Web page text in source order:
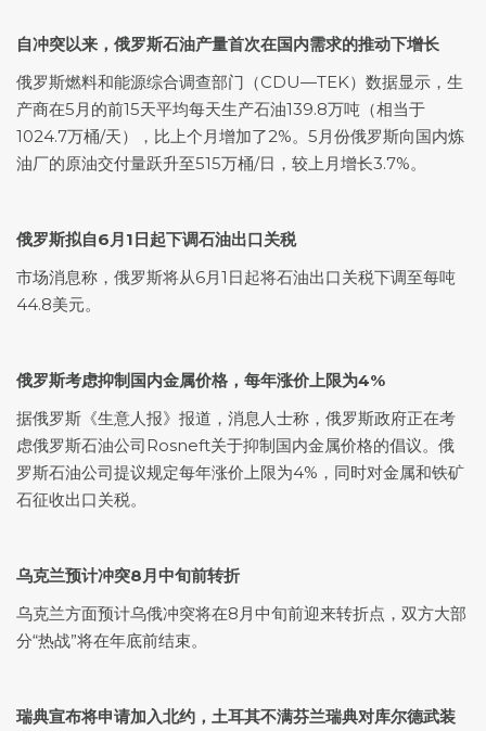
自冲突以来，俄罗斯石油产量首次在国内需求的推动下增长
俄罗斯燃料和能源综合调查部门（CDU—TEK）数据显示，生
产商在5月的前15天平均每天生产石油139.8万吨（相当于
1024.7万桶/天），比上个月增加了2%。5月份俄罗斯向国内炼
油厂的原油交付量跃升至515万桶/日，较上月增长3.7%。
俄罗斯拟自6月1日起下调石油出口关税
市场消息称，俄罗斯将从6月1日起将石油出口关税下调至每吨
44.8美元。
俄罗斯考虑抑制国内金属价格，每年涨价上限为4%
据俄罗斯《生意人报》报道，消息人士称，俄罗斯政府正在考
虑俄罗斯石油公司Rosneft关于抑制国内金属价格的倡议。俄
罗斯石油公司提议规定每年涨价上限为4%，同时对金属和铁矿
石征收出口关税。
乌克兰预计冲突8月中旬前转折
乌克兰方面预计乌俄冲突将在8月中旬前迎来转折点，双方大部
分“热战”将在年底前结束。
瑞典宣布将申请加入北约，土耳其不满芬兰瑞典对库尔德武装